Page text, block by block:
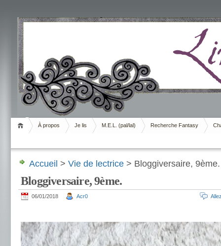
Livrement
À propos Je lis M.E.L. (pal/lal) Recherche Fantasy
Accueil > Vie de lectrice > Bloggiversaire, 9ème.
Bloggiversaire, 9ème.
06/01/2018 Acr0